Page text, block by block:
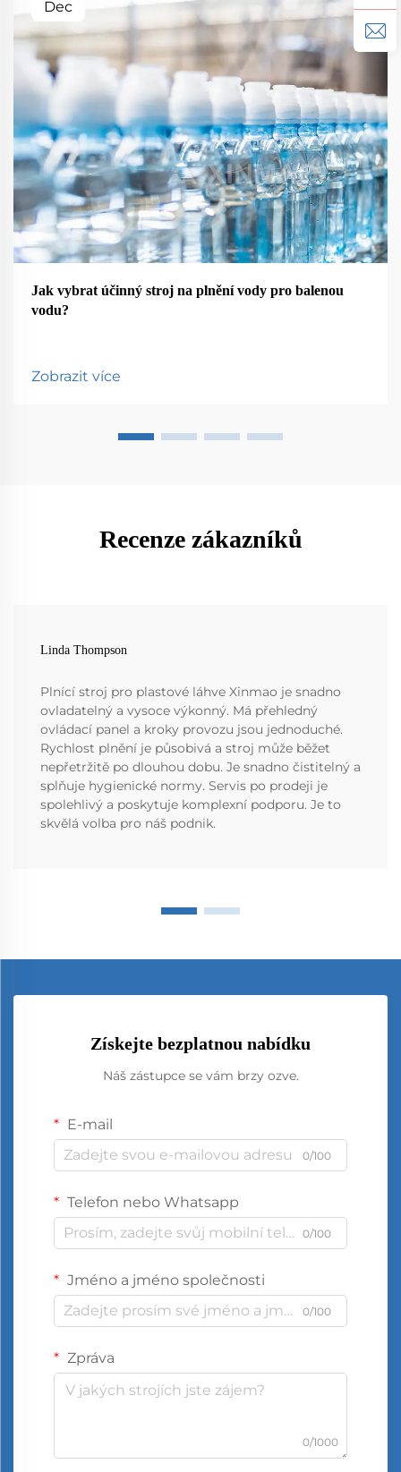
Dec
Jak vybrat účinný stroj na plnění vody pro balenou
vodu?
Zobrazit více
Recenze zákazníků
Linda Thompson
Plnící stroj pro plastové láhve Xinmao je snadno
ovladatelný a vysoce výkonný. Má přehledný
ovládací panel a kroky provozu jsou jednoduché.
Rychlost plnění je působivá a stroj může běžet
nepřetržitě po dlouhou dobu. Je snadno čistitelný a
splňuje hygienické normy. Servis po prodeji je
spolehlivý a poskytuje komplexní podporu. Je to
skvělá volba pro náš podnik.
Získejte bezplatnou nabídku
Náš zástupce se vám brzy ozve.
E-mail
0/100
Telefon nebo Whatsapp
0/100
Jméno a jméno společnosti
0/100
Zpráva
0/1000